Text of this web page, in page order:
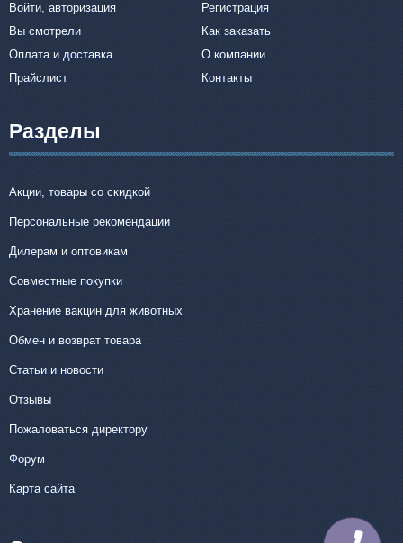
Войти, авторизация
Регистрация
Вы смотрели
Как заказать
Оплата и доставка
О компании
Прайслист
Контакты
Разделы
Акции, товары со скидкой
Персональные рекомендации
Дилерам и оптовикам
Совместные покупки
Хранение вакцин для животных
Обмен и возврат товара
Статьи и новости
Отзывы
Пожаловаться директору
Форум
Карта сайта